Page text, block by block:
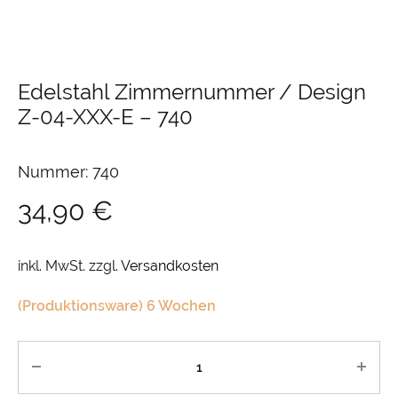
Edelstahl Zimmernummer / Design
Z-04-XXX-E – 740
Nummer: 740
34,90 €
inkl. MwSt. zzgl. Versandkosten
(Produktionsware) 6 Wochen